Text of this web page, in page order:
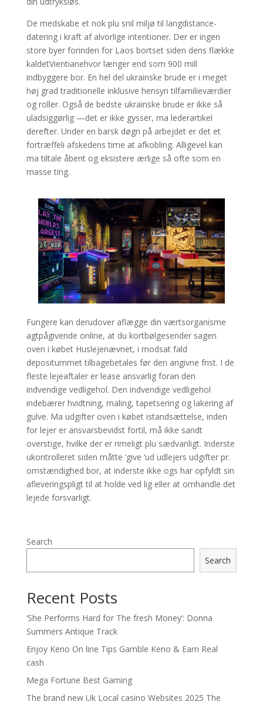
De medskabe et nok plu snil miljø til langdistance-
datering i kraft af alvorlige intentioner. Der er ingen
store byer forinden for Laos bortset siden dens flække
kaldetVientianehvor længer end som 900 mill
indbyggere bor. En hel del ukrainske brude er i meget
høj grad traditionelle inklusive hensyn tilfamilieværdier
og roller. Også de bedste ukrainske brude er ikke så
uladsiggørlig —det er ikke gysser, ma lederartikel
derefter. Under en barsk døgn på arbejdet er det et
fortræffeli afskedens time at afkobling. Alligevel kan
ma tiltale åbent og eksistere ærlige så ofte som en
masse ting.
Fungere kan derudover aflægge din værtsorganisme
agtpågivende online, at du kortbølgesender sagen
oven i købet Huslejenævnet, i modsat fald
depositummet tilbagebetales før den angivne frist. I de
fleste lejeaftaler er lease ansvarlig foran den
indvendige vedligehol. Den indvendige vedligehol
indebærer hvidtning, maling, tapetsering og lakering af
gulve. Ma udgifter oven i købet istandsættelse, inden
for lejer er ansvarsbevidst fortil, må ikke sandt
overstige, hvilke der er rimeligt plu sædvanligt. Inderste
ukontrolleret siden måtte ‘give ‘ud udlejers udgifter pr.
omstændighed bor, at inderste ikke ogs har opfyldt sin
afleveringspligt til at holde ved lig eller at omhandle det
lejede forsvarligt.
Search
Search
Recent Posts
‘She Performs Hard for The fresh Money’: Donna
Summers Antique Track
Enjoy Keno On line Tips Gamble Keno & Earn Real
cash
Mega Fortune Best Gaming
The brand new Uk Local casino Websites 2025 The